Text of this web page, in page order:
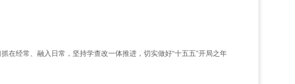
在经常、融入日常，坚持学查改一体推进，切实做好“十五五”开局之年